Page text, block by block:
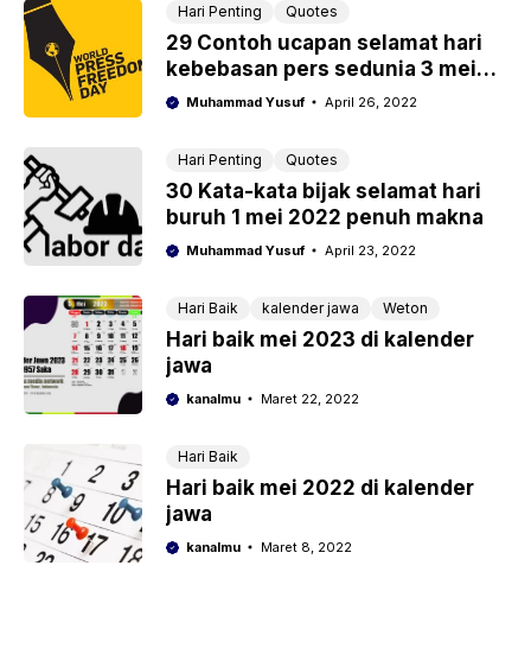
Hari Penting Quotes
29 Contoh ucapan selamat hari
kebebasan pers sedunia 3 mei
2022
Muhammad Yusuf April 26, 2022
Hari Penting Quotes
30 Kata-kata bijak selamat hari
buruh 1 mei 2022 penuh makna
Muhammad Yusuf April 23, 2022
Hari Baik kalender jawa Weton
Hari baik mei 2023 di kalender
jawa
kanalmu Maret 22, 2022
Hari Baik
Hari baik mei 2022 di kalender
jawa
kanalmu Maret 8, 2022